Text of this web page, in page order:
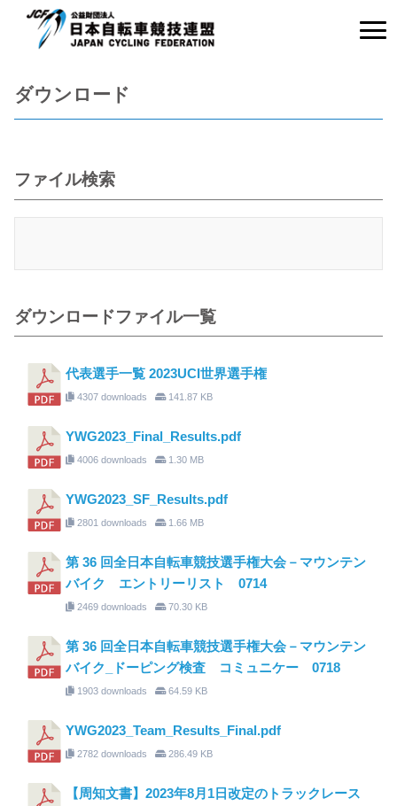
ダウンロード
ファイル検索
ダウンロードファイル一覧
代表選手一覧 2023UCI世界選手権
4307 downloads 141.87 KB
YWG2023_Final_Results.pdf
4006 downloads 1.30 MB
YWG2023_SF_Results.pdf
2801 downloads 1.66 MB
第 36 回全日本自転車競技選手権大会－マウンテン
バイク エントリーリスト 0714
2469 downloads 70.30 KB
第 36 回全日本自転車競技選手権大会－マウンテン
バイク_ドーピング検査 コミュニケー 0718
1903 downloads 64.59 KB
YWG2023_Team_Results_Final.pdf
2782 downloads 286.49 KB
【周知文書】2023年8月1日改定のトラックレース